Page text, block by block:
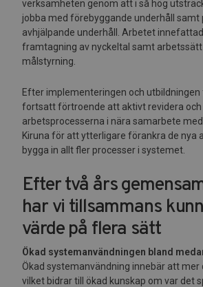
verksamheten genom att i så hög
jobba med förebyggande underhåll samt
avhjälpande underhåll. Arbetet
framtagning av nyckeltal samt
målstyrning.
Efter implementeringen och utbildningen
fortsatt förtroende att aktivt revidera och
arbetsprocesserna i nära samarbete
Kiruna för att ytterligare förankra de nya
bygga in allt fler processer i systemet.
Efter två års
har vi tillsammans
värde på flera sätt
Ökad systemanvändningen bland
Ökad systemanvändning innebär att mer
vilket bidrar till ökad kunskap om var det